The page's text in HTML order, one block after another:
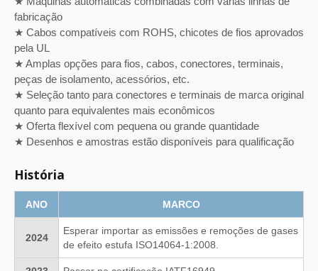
fabricação
★ Cabos compatíveis com ROHS, chicotes de fios aprovados
pela UL
★ Amplas opções para fios, cabos, conectores, terminais,
peças de isolamento, acessórios, etc.
★ Seleção tanto para conectores e terminais de marca original
quanto para equivalentes mais econômicos
★ Oferta flexível com pequena ou grande quantidade
★ Desenhos e amostras estão disponíveis para qualificação
História
ANO MARCO
2024
Esperar importar as emissões e remoções de gases
de efeito estufa ISO14064-1:2008.